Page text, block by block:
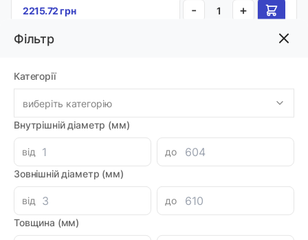
Фільтр
Категорії
виберіть категорію
Внутрішній діаметр (мм)
від
до
Зовнішній діаметр (мм)
від
до
Товщина (мм)
2215.72 грн - +
Доставка 1-2 дні
1515.80 грн -
Cтартер ST24V250
Код товара: 60260